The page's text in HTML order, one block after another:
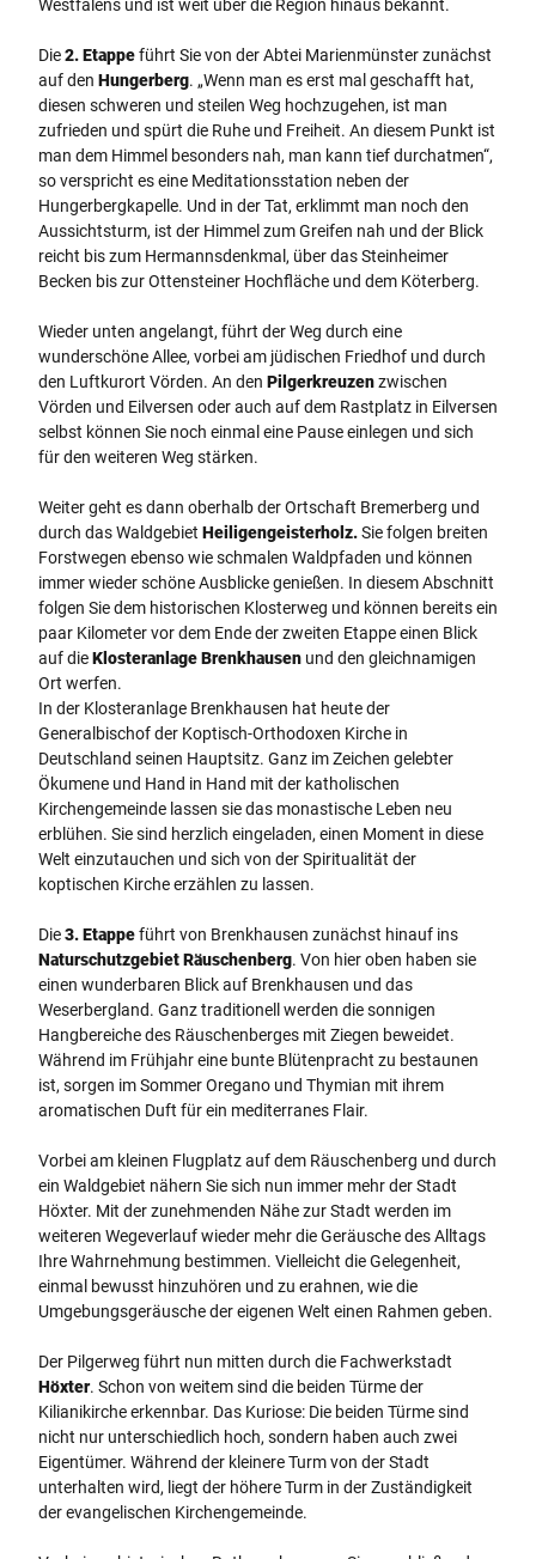
Westfalens und ist weit über die Region hinaus bekannt.
Die2. Etappeführt Sie von der Abtei Marienmünster zunächst
auf den Hungerberg. „Wenn man es erst mal geschafft hat,
diesen schweren und steilen Weg hochzugehen, ist man
zufrieden und spürt die Ruhe und Freiheit. An diesem Punkt ist
man dem Himmel besonders nah, man kann tief durchatmen“,
so verspricht es eine Meditationsstation neben der
Hungerbergkapelle. Und in der Tat, erklimmt man noch den
Aussichtsturm, ist der Himmel zum Greifen nah und der Blick
reicht bis zum Hermannsdenkmal, über das Steinheimer
Becken bis zur Ottensteiner Hochfläche und dem Köterberg.
Wieder unten angelangt, führt der Weg durch eine
wunderschöne Allee, vorbei am jüdischen Friedhof und durch
den Luftkurort Vörden. An den Pilgerkreuzenzwischen
Vörden und Eilversen oder auch auf dem Rastplatz in Eilversen
selbst können Sie noch einmal eine Pause einlegen und sich
für den weiteren Weg stärken.
Weiter geht es dann oberhalb der Ortschaft Bremerberg und
durch das Waldgebiet Heiligengeisterholz.Sie folgen breiten
Forstwegen ebenso wie schmalen Waldpfaden und können
immer wieder schöne Ausblicke genießen. In diesem Abschnitt
folgen Sie dem historischen Klosterweg und können bereits ein
paar Kilometer vor dem Ende der zweiten Etappe einen Blick
auf dieKlosteranlage Brenkhausen und den gleichnamigen
Ort werfen.
In der Klosteranlage Brenkhausen hat heute der
Generalbischof der Koptisch-Orthodoxen Kirche in
Deutschland seinen Hauptsitz. Ganz im Zeichen gelebter
Ökumene und Hand in Hand mit der katholischen
Kirchengemeinde lassen sie das monastische Leben neu
erblühen. Sie sind herzlich eingeladen, einen Moment in diese
Welt einzutauchen und sich von der Spiritualität der
koptischen Kirche erzählen zu lassen.
Die3. Etappeführt von Brenkhausen zunächst hinauf ins
Naturschutzgebiet Räuschenberg. Von hier oben haben sie
einen wunderbaren Blick auf Brenkhausen und das
Weserbergland. Ganz traditionell werden die sonnigen
Hangbereiche des Räuschenberges mit Ziegen beweidet.
Während im Frühjahr eine bunte Blütenpracht zu bestaunen
ist, sorgen im Sommer Oregano und Thymian mit ihrem
aromatischen Duft für ein mediterranes Flair.
Vorbei am kleinen Flugplatz auf dem Räuschenberg und durch
ein Waldgebiet nähern Sie sich nun immer mehr der Stadt
Höxter. Mit der zunehmenden Nähe zur Stadt werden im
weiteren Wegeverlauf wieder mehr die Geräusche des Alltags
Ihre Wahrnehmung bestimmen. Vielleicht die Gelegenheit,
einmal bewusst hinzuhören und zu erahnen, wie die
Umgebungsgeräusche der eigenen Welt einen Rahmen geben.
Der Pilgerweg führt nun mitten durch die Fachwerkstadt
Höxter. Schon von weitem sind die beiden Türme der
Kilianikirche erkennbar. Das Kuriose: Die beiden Türme sind
nicht nur unterschiedlich hoch, sondern haben auch zwei
Eigentümer. Während der kleinere Turm von der Stadt
unterhalten wird, liegt der höhere Turm in der Zuständigkeit
der evangelischen Kirchengemeinde.